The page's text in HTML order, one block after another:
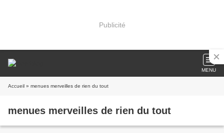
Publicité
MENU
Accueil » menues merveilles de rien du tout
menues merveilles de rien du tout